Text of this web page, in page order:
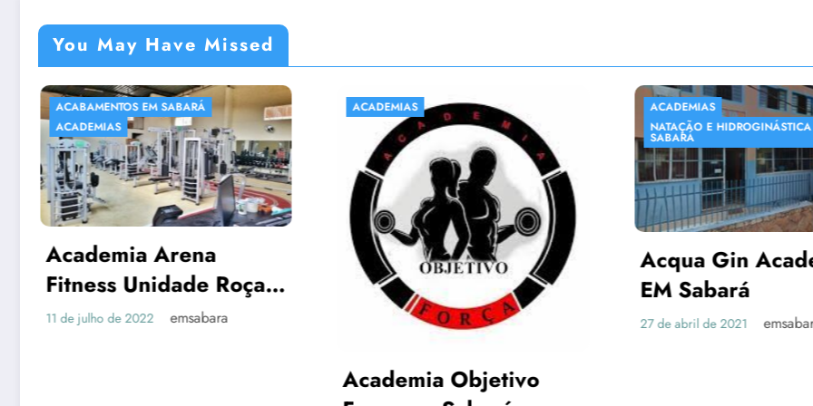
You May Have Missed
ACABAMENTOS EM SABARÁ
ACADEMIAS
Arena
Unidade Roça
– EM Sabará
de julho de 2022 emsabara
ACADEMIAS
Academia Objetivo
ACADEMIAS
NATAÇÃO E HIDROGINÁSTICA EM
SABARÁ
Acqua Gin
EM Sabará
27 de abril de 2021 emsabara